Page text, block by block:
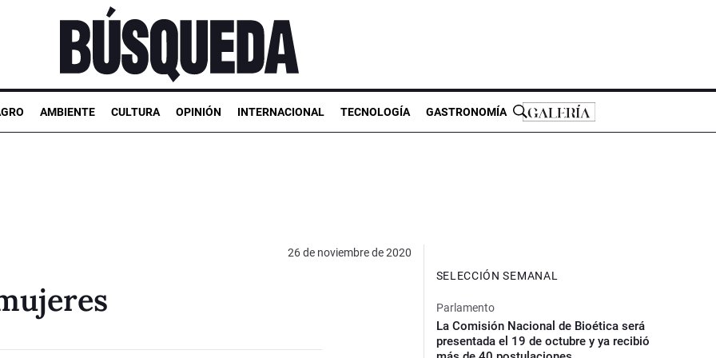
AMBIENTE CULTURA OPINIÓN INTERNACIONAL TECNOLOGÍA GASTRONOMÍA
26 de noviembre de 2020
SELECCIÓN SEMANAL
Parlamento
La Comisión Nacional de Bioética será
presentada el 19 de octubre y ya recibió